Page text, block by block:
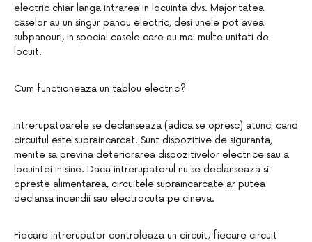
electric chiar langa intrarea in locuinta dvs. Majoritatea
caselor au un singur panou electric, desi unele pot avea
subpanouri, in special casele care au mai multe unitati de
locuit.
Cum functioneaza un tablou electric?
Intrerupatoarele se declanseaza (adica se opresc) atunci cand
circuitul este supraincarcat. Sunt dispozitive de siguranta,
menite sa previna deteriorarea dispozitivelor electrice sau a
locuintei in sine. Daca intrerupatorul nu se declanseaza si
opreste alimentarea, circuitele supraincarcate ar putea
declansa incendii sau electrocuta pe cineva.
Fiecare intrerupator controleaza un circuit; fiecare circuit